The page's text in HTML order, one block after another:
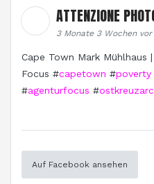
ATTENZIONE
3 Monate 3 Wochen vor
Cape Town Mark Mühlhaus
Focus #capetown #poverty
#agenturfocus #
Auf Facebook ansehen